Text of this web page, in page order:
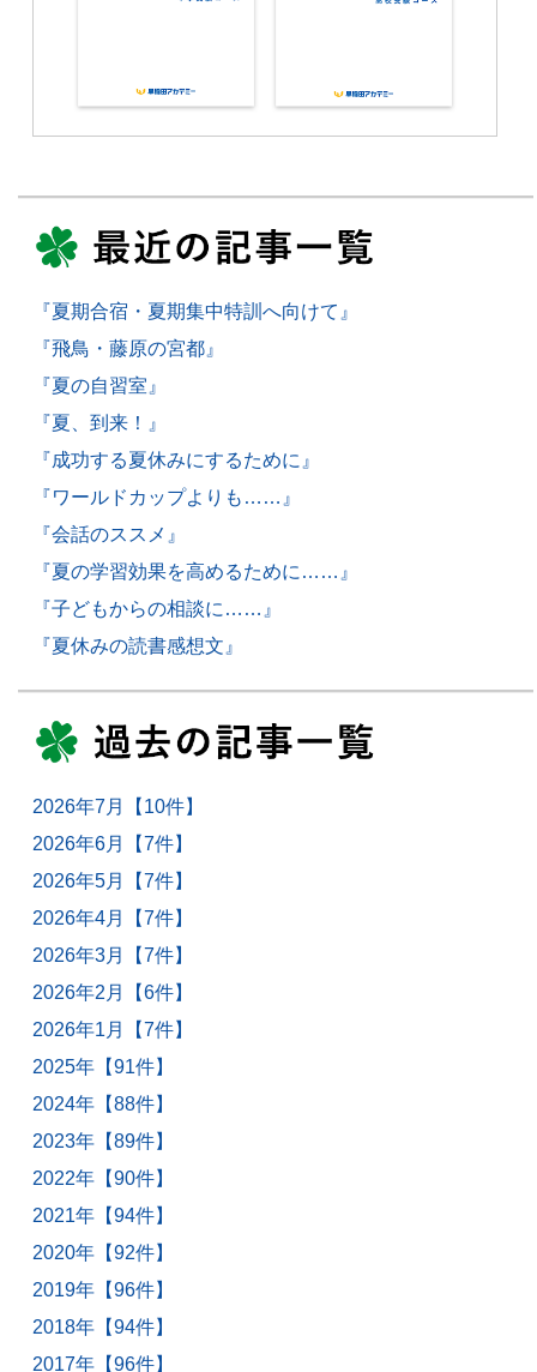
『夏期合宿・夏期集中特訓へ向けて』
『飛鳥・藤原の宮都』
『夏の自習室』
『夏、到来！』
『成功する夏休みにするために』
『ワールドカップよりも……』
『会話のススメ』
『夏の学習効果を高めるために……』
『子どもからの相談に……』
『夏休みの読書感想文』
2026年7月【10件】
2026年6月【7件】
2026年5月【7件】
2026年4月【7件】
2026年3月【7件】
2026年2月【6件】
2026年1月【7件】
2025年【91件】
2024年【88件】
2023年【89件】
2022年【90件】
2021年【94件】
2020年【92件】
2019年【96件】
2018年【94件】
2017年【96件】